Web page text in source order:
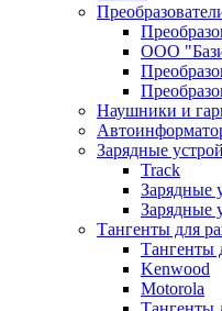
ООО
Наушники и
Зарядные
Track
Зарядные
Зарядные
Тангенты для
Тангенты
Kenwood
Motorola